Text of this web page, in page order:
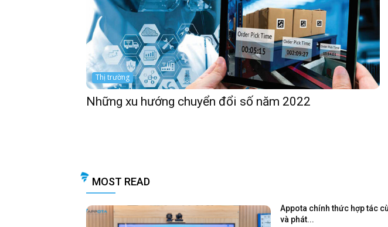
Thị trường
Những xu hướng chuyển đổi số năm 2022
MOST READ
Appota chính thức hợp tác
và phát...